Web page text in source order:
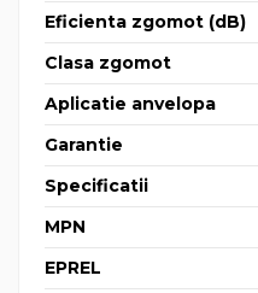
Eficienta zgomot (dB)
Clasa zgomot
Aplicatie anvelopa
Garantie
Specificatii
MPN
EPREL